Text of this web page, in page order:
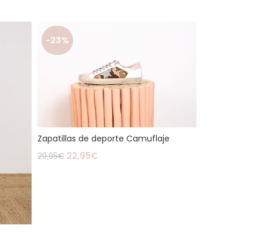
-23%
Zapatillas de deporte Camuflaje
29,95€ 22,95€